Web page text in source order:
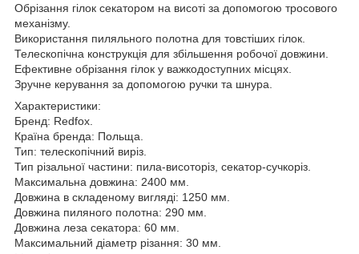
Обрізання гілок секатором на висоті за допомогою тросового
механізму.
Використання пиляльного полотна для товстіших гілок.
Телескопічна конструкція для збільшення робочої довжини.
Ефективне обрізання гілок у важкодоступних місцях.
Зручне керування за допомогою ручки та шнура.
Характеристики:
Бренд: Redfox.
Країна бренда: Польща.
Тип: телескопічний виріз.
Тип різальної частини: пила-висоторіз, секатор-сучкоріз.
Максимальна довжина: 2400 мм.
Довжина в складеному вигляді: 1250 мм.
Довжина пиляного полотна: 290 мм.
Довжина леза секатора: 60 мм.
Максимальний діаметр різання: 30 мм.